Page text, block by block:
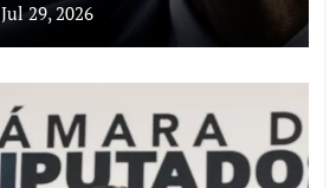
Jul 29, 2026